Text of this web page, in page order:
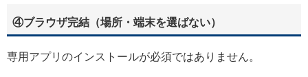
④ブラウザ完結（場所・端末を選ばない）
専用アプリのインストールが必須ではありません。